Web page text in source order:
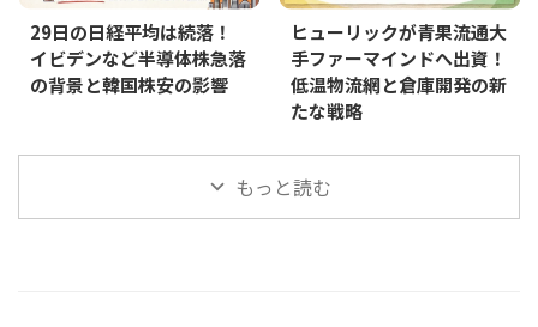
29日の日経平均は続落！
イビデンなど半導体株急落
の背景と韓国株安の影響
ヒューリックが青果流通大
手ファーマインドへ出資！
低温物流網と倉庫開発の新
たな戦略
もっと読む